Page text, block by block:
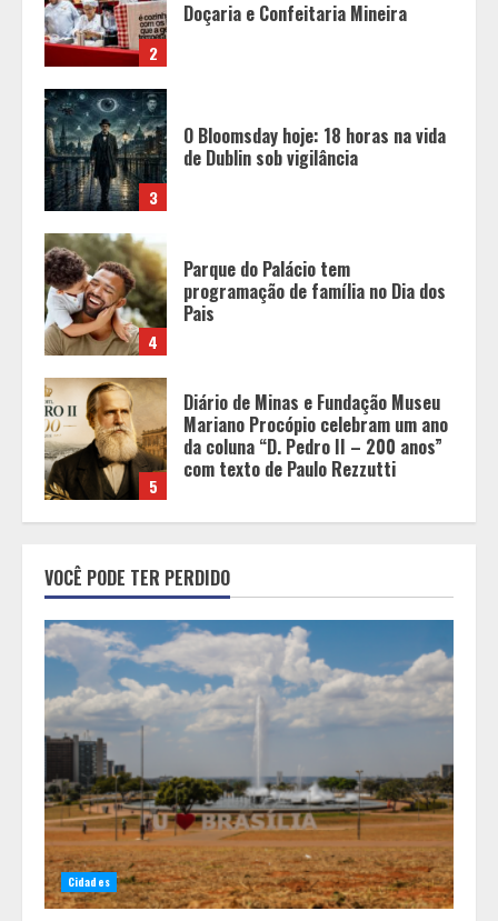
3
de Dublin sob vigilância
4
Parque do Palácio tem
programação de família no Dia dos
Pais
5
Diário de Minas e Fundação Museu
Mariano Procópio celebram um ano
da coluna “D. Pedro II – 200 anos”
com texto de Paulo Rezzutti
1
Chegada da seca impulsiona ritmo
das obras e reforça perspectivas
para a construção civil no DF
Minas+Doce- Feira e Festival da
Doçaria e Confeitaria Mineira
3
O Bloomsday hoje: 18 horas na vida
de Dublin sob vigilância
Parque do Palácio tem
programação de família no Dia dos
Pais
VOCÊ PODE TER PERDIDO
Cidades